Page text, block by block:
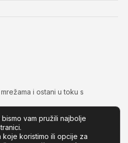
i ostani u toku s
vam pružili najbolje
koje koristimo ili opcije za